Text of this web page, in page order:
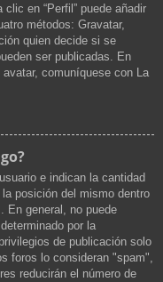
en “Perfil” puede añadir
métodos: Gravatar,
quien decide si se
ser publicadas. En
comuníquese con La
e indican la cantidad
posición del mismo dentro
En general, no puede
por la
de publicación solo
foros lo consideran "spam",
reducirán el número de